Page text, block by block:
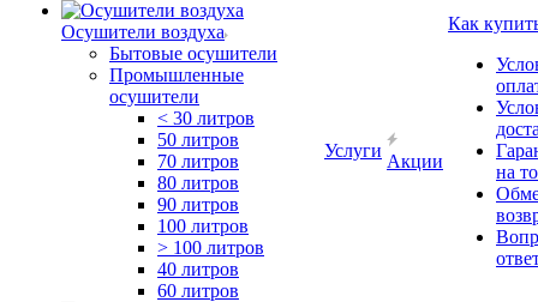
Осушители воздуха
Бытовые осушители
Промышленные
осушители
< 30 литров
50 литров
70 литров
80 литров
90 литров
100 литров
> 100 литров
40 литров
60 литров
Услуги
Акции
Как
на